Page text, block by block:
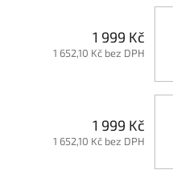
1 999 Kč
1 652,10 Kč bez DPH
1 999 Kč
1 652,10 Kč bez DPH